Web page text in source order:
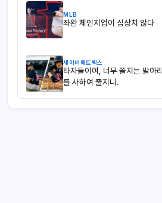
MLB
좌완 체인지업이 심상치 않다
세이버메트릭스
타자들이여, 너무 쫄지는 말아
를 사하여 줄지니.